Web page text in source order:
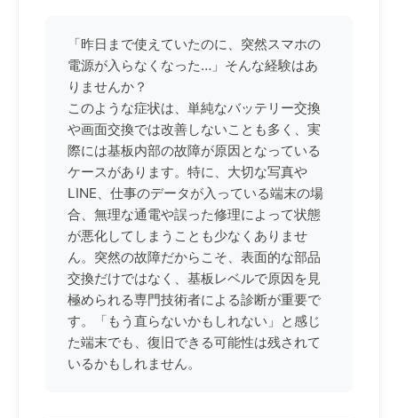
「昨日まで使えていたのに、突然スマホの
電源が入らなくなった…」そんな経験はあ
りませんか？
このような症状は、単純なバッテリー交換
や画面交換では改善しないことも多く、実
際には基板内部の故障が原因となっている
ケースがあります。特に、大切な写真や
LINE、仕事のデータが入っている端末の場
合、無理な通電や誤った修理によって状態
が悪化してしまうことも少なくありませ
ん。突然の故障だからこそ、表面的な部品
交換だけではなく、基板レベルで原因を見
極められる専門技術者による診断が重要で
す。「もう直らないかもしれない」と感じ
た端末でも、復旧できる可能性は残されて
いるかもしれません。